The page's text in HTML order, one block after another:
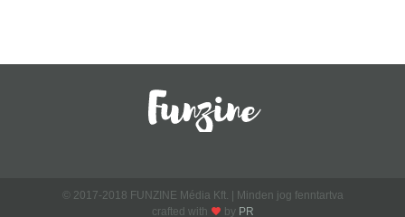
© 2017-2018 FUNZINE Média Kft. | Minden jog fenntartva
crafted with
by PR